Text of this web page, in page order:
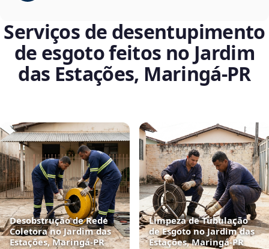
Serviços de desentupimento
de esgoto feitos no Jardim
das Estações, Maringá‑PR
Desobstrução de Rede
Coletora no Jardim das
Estações, Maringá‑PR
Limpeza de Tubulação
de Esgoto no Jardim das
Estações, Maringá‑PR